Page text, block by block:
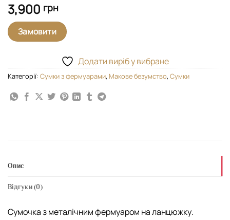
3,900 грн
Замовити
Додати виріб у вибране
Категорії: Cумки з фермуарами, Макове безумство, Сумки
Опис
Відгуки (0)
Сумочка з металічним фермуаром на ланцюжку.